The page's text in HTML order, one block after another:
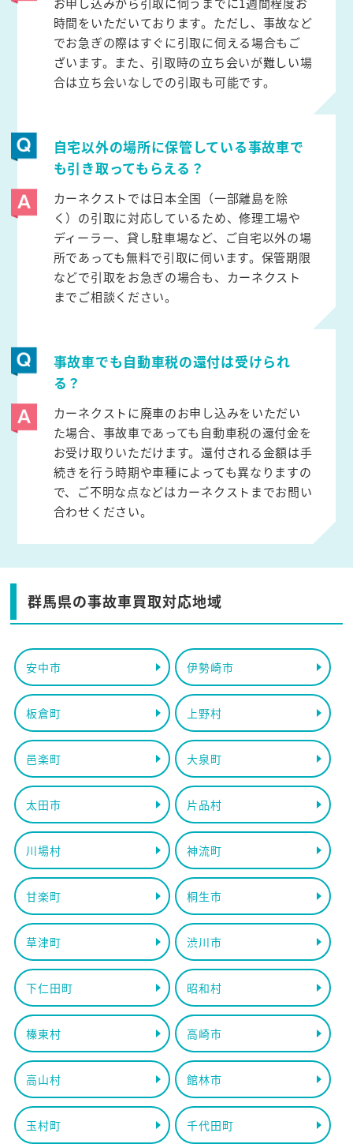
時間をいただいております。ただし、事故など
でお急ぎの際はすぐに引取に伺える場合もご
ざいます。また、引取時の立ち会いが難しい場
合は立ち会いなしでの引取も可能です。
自宅以外の場所に保管している事故車で
も引き取ってもらえる？
カーネクストでは日本全国（一部離島を除
く）の引取に対応しているため、修理工場や
ディーラー、貸し駐車場など、ご自宅以外の場
所であっても無料で引取に伺います。保管期限
などで引取をお急ぎの場合も、カーネクスト
までご相談ください。
事故車でも自動車税の還付は受けられ
る？
カーネクストに廃車のお申し込みをいただい
た場合、事故車であっても自動車税の還付金を
お受け取りいただけます。還付される金額は手
続きを行う時期や車種によっても異なりますの
で、ご不明な点などはカーネクストまでお問い
合わせください。
群馬県の事故車買取対応地域
安中市 伊勢崎市
板倉町 上野村
邑楽町 大泉町
太田市 片品村
川場村 神流町
甘楽町 桐生市
草津町 渋川市
下仁田町 昭和村
榛東村 高崎市
高山村 館林市
玉村町 千代田町